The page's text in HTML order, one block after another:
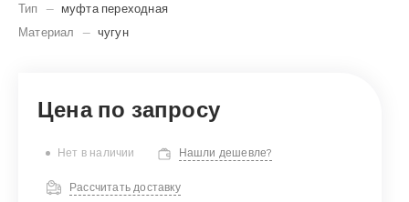
Тип
— муфта переходная
Материал
— чугун
Нет в наличии Нашли дешевле?
Рассчитать доставку